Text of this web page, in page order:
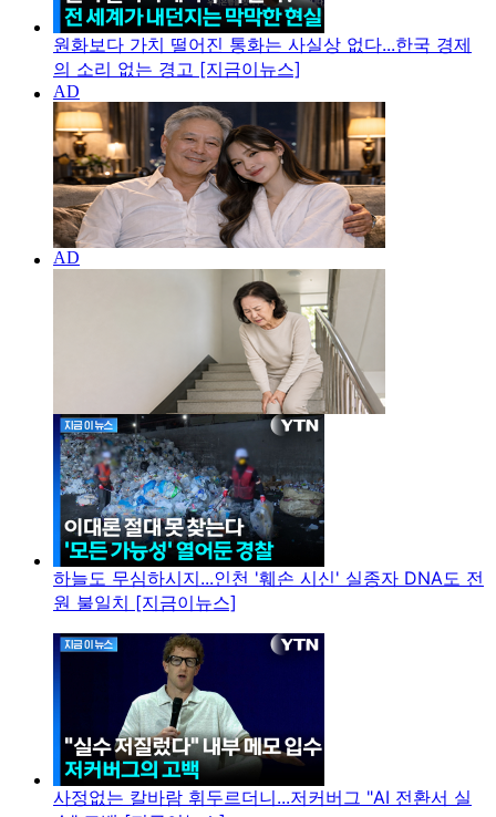
원화보다 가치 떨어진 통화는 사실상 없다...한국 경제
의 소리 없는 경고 [지금이뉴스]
하늘도 무심하시지...인천 '훼손 시신' 실종자 DNA도 전
원 불일치 [지금이뉴스]
사정없는 칼바람 휘두르더니...저커버그 "AI 전환서 실